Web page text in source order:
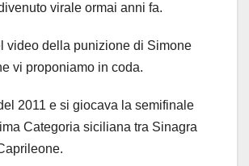
virale ormai anni fa.
video della punizione di Simone
vi proponiamo in coda.
2011 e si giocava la semifinale
Categoria siciliana tra Sinagra